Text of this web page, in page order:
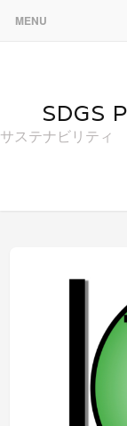
MENU
SDGS
サステナビリテ